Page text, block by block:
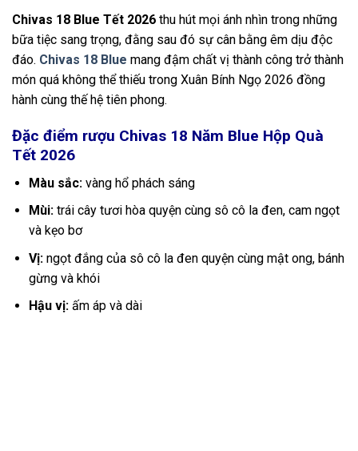
Chivas 18 Blue Tết 2026 thu hút mọi ánh nhìn trong những
bữa tiệc sang trọng, đằng sau đó sự cân bằng êm dịu độc
đáo. Chivas 18 Blue mang đậm chất vị thành công trở thành
món quá không thể thiếu trong Xuân Bính Ngọ 2026 đồng
hành cùng thế hệ tiên phong.
Đặc điểm rượu Chivas 18 Năm Blue Hộp Quà
Tết 2026
Màu sắc:vàng hổ phách sáng
Mùi:trái cây tươi hòa quyện cùng sô cô la đen, cam ngọt
và kẹo bơ
Vị:ngọt đắng của sô cô la đen quyện cùng mật ong, bánh
gừng và khói
Hậu vị:ấm áp và dài